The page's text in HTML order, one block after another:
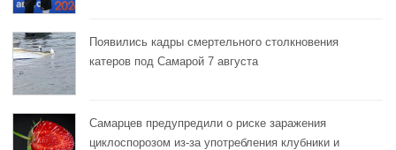
Появились кадры смертельного столкновения
катеров под Самарой 7 августа
Самарцев предупредили о риске заражения
циклоспорозом из‑за употребления клубники и